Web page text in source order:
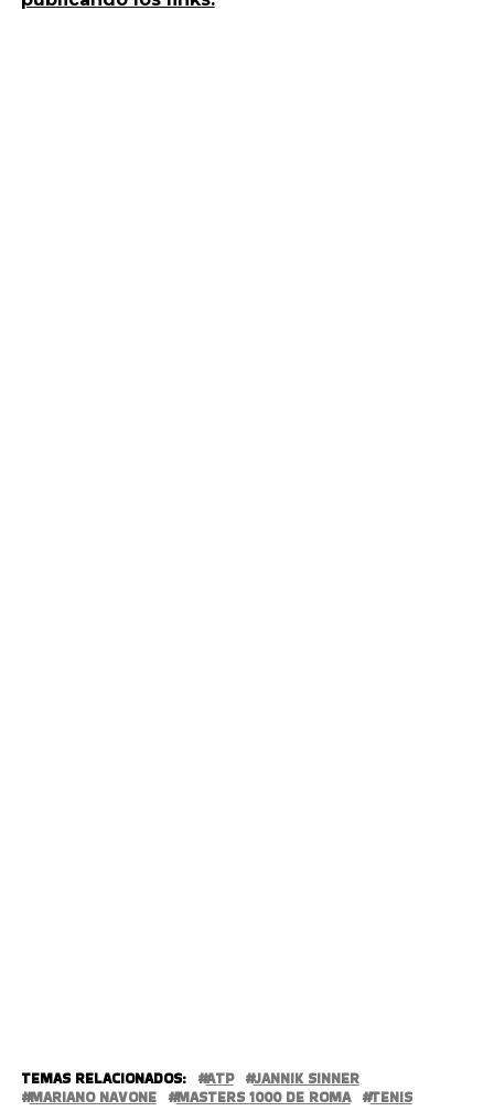
TEMAS RELACIONADOS: ATP
JANNIK SINNER
MARIANO NAVONE
MASTERS 1000 DE ROMA TENIS